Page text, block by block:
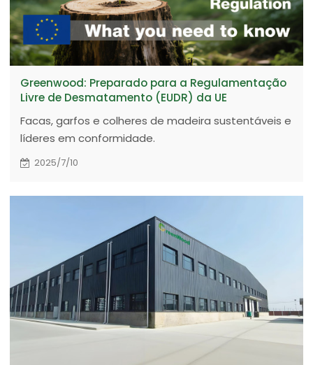
Greenwood: Preparado para a Regulamentação
Livre de Desmatamento (EUDR) da UE
Facas, garfos e colheres de madeira sustentáveis e
líderes em conformidade.
2025/7/10